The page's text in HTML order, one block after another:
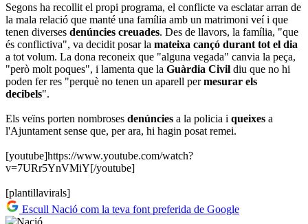
Segons ha recollit el propi programa, el conflicte va esclatar arran de
la mala relació que manté una família amb un matrimoni veí i que
tenen diverses denúncies creuades. Des de llavors, la família, "que
és conflictiva", va decidit posar la mateixa cançó durant tot el dia
a tot volum. La dona reconeix que "alguna vegada" canvia la peça,
"però molt poques", i lamenta que la Guàrdia Civil diu que no hi
poden fer res "perquè no tenen un aparell permesurar els
decibels".
Els veïns porten nombroses denúncies a la policia i queixes a
l'Ajuntament sense que, per ara, hi hagin posat remei.
[youtube]https://www.youtube.com/watch?
v=7URr5YnVMiY[/youtube]
[plantillavirals]
Escull Nació com la teva font preferida de Google